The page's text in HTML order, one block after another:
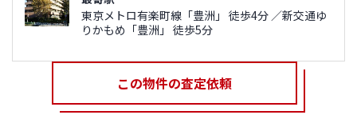
東京メトロ有楽町線「豊洲」 徒歩4分 ／新交通ゆ
りかもめ「豊洲」 徒歩5分
この物件の査定依頼